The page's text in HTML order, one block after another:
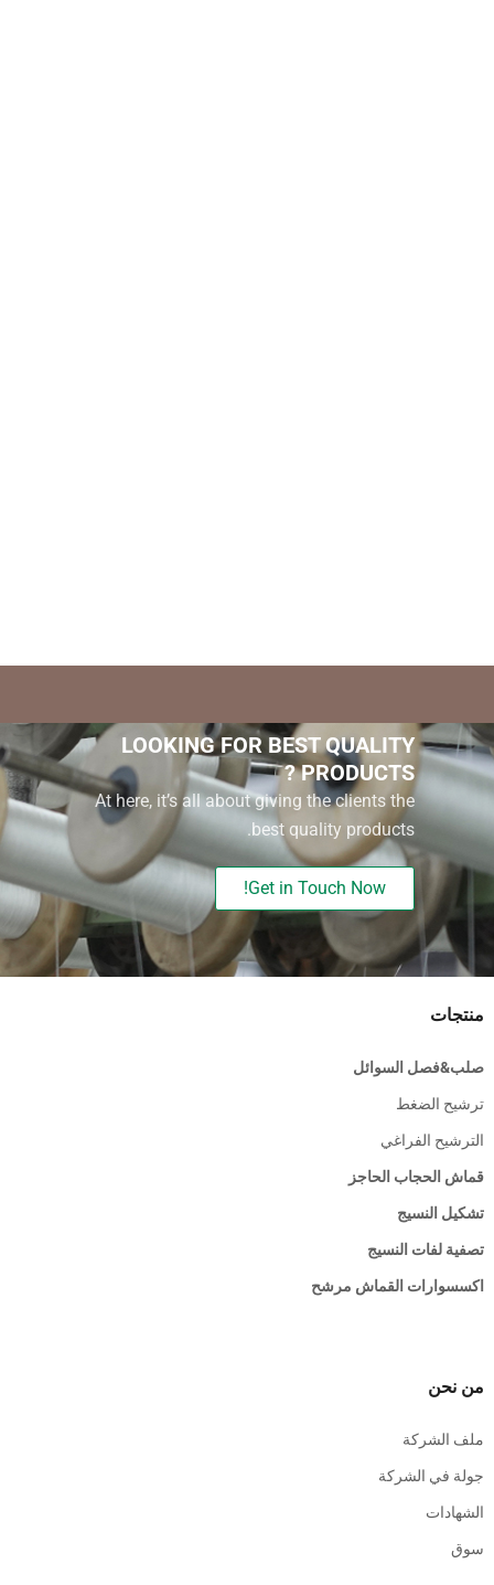
LOOKING FOR BEST QUALITY
PRODUCTS ?
At here, it’s all about giving the clients the
best quality products.
Get in Touch Now!
منتجات
صلب&فصل السوائل
ترشيح الضغط
الترشيح الفراغي
قماش الحجاب الحاجز
تشكيل النسيج
تصفية لفات النسيج
اكسسوارات القماش مرشح
من نحن
ملف الشركة
جولة في الشركة
الشهادات
سوق